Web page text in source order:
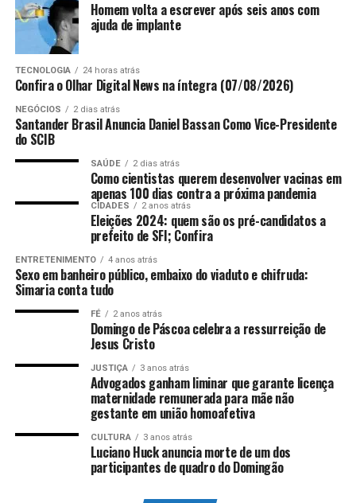
vitória porque acho que posso contribuir com a minha
cidade e o meu Estado. Quero trabalhar para todos os
municípios, me entristece muito ver alguns prefeitos
suplicando dos governos estadual e federal recursos que
muitas vezes são gerados nos municípios. O pacto
federativo é injusto. Se Deus me escalar para essa nova
tarefa, os capixabas podem ter certeza que terão na
Assembleia um deputado comprometido em fazer a
coisa certa, com o foco no interesse da população. Eu
vim ao mundo para servir.
TÓPICOS RELACIONADOS: DESTAQUE POLITICA
Nova Estação de Tratamento de Esgoto vai beneficiar 20
mil moradores de Aracruz
NÃO PERCA
Governo do Estado apresenta Inscrição Estadual para
microempreendedores individuais
Homem volta a escrever após seis anos com
ajuda de implante
TECNOLOGIA 24 horas atrás
Confira o Olhar Digital News na íntegra (07/08/2026)
NEGÓCIOS 2 dias atrás
Santander Brasil Anuncia Daniel Bassan Como Vice-Presidente
do SCIB
SAÚDE 2 dias atrás
Como cientistas querem desenvolver vacinas em
apenas 100 dias contra a próxima pandemia
CIDADES 2 anos atrás
Eleições 2024: quem são os pré-candidatos a
prefeito de SFI; Confira
ENTRETENIMENTO 4 anos atrás
Sexo em banheiro público, embaixo do viaduto e chifruda:
Simaria conta tudo
FÉ 2 anos atrás
Domingo de Páscoa celebra a ressurreição de
Jesus Cristo
JUSTIÇA 3 anos atrás
Advogados ganham liminar que garante licença
maternidade remunerada para mãe não
gestante em união homoafetiva
CULTURA 3 anos atrás
Luciano Huck anuncia morte de um dos
participantes de quadro do Domingão